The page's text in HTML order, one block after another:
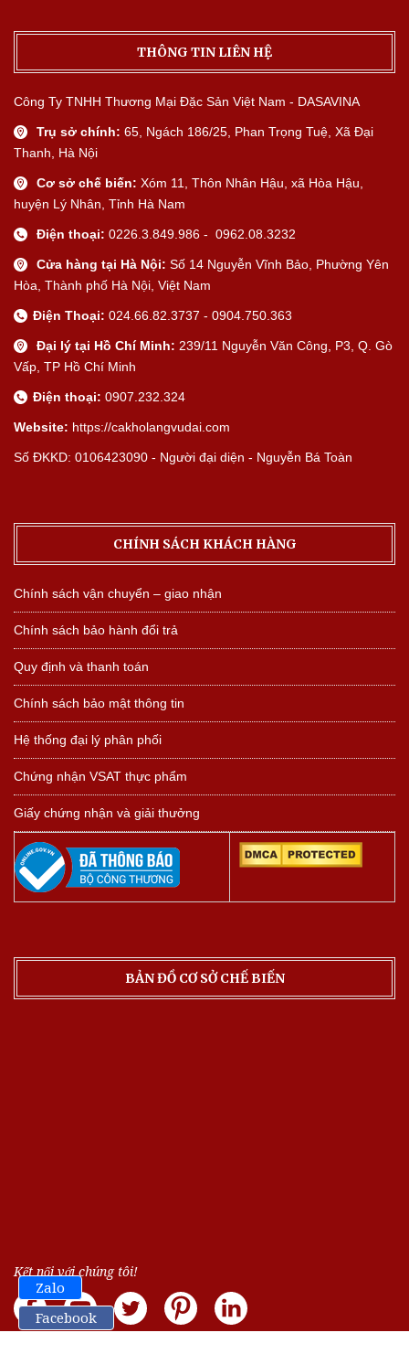
THÔNG TIN LIÊN HỆ
Công Ty TNHH Thương Mại Đặc Sản Việt Nam - DASAVINA
Trụ sở chính: 65, Ngách 186/25, Phan Trọng Tuệ, Xã Đại
Thanh, Hà Nội
Cơ sở chế biến: Xóm 11, Thôn Nhân Hậu, xã Hòa Hậu,
huyện Lý Nhân, Tỉnh Hà Nam
Điện thoại: 0226.3.849.986 - 0962.08.3232
Cửa hàng tại Hà Nội: Số 14 Nguyễn Vĩnh Bảo, Phường Yên
Hòa, Thành phố Hà Nội, Việt Nam
Điện Thoại: 024.66.82.3737 - 0904.750.363
Đại lý tại Hồ Chí Minh: 239/11 Nguyễn Văn Công, P3, Q. Gò
Vấp, TP Hồ Chí Minh
Điện thoại: 0907.232.324
Website: https://cakholangvudai.com
Số ĐKKD: 0106423090 - Người đại diện - Nguyễn Bá Toàn
CHÍNH SÁCH KHÁCH HÀNG
Chính sách vận chuyển – giao nhận
Chính sách bảo hành đổi trả
Quy định và thanh toán
Chính sách bảo mật thông tin
Hệ thống đại lý phân phối
Chứng nhận VSAT thực phẩm
Giấy chứng nhận và giải thưởng
BẢN ĐỒ CƠ SỞ CHẾ BIẾN
Kết nối với chúng tôi!
Zalo
Facebook